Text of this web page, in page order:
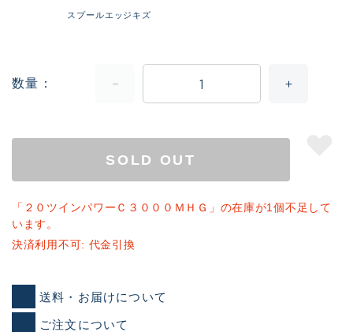
スプールエッジキズ
数量
SOLD OUT
「２０ツインパワーＣ３０００ＭＨＧ」の在庫が1個不足して
います。
決済利用不可: 代金引換
送料・お届けについて
ご注文について